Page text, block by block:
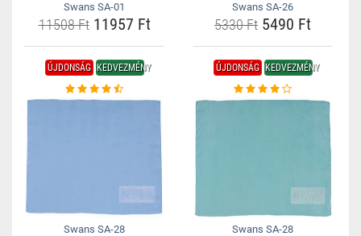
Swans SA-01
11508 Ft11957 Ft
Swans SA-26
5330 Ft 5490 Ft
ÚJDONSÁG KEDVEZMÉNY
Swans SA-28
ÚJDONSÁG KEDVEZMÉNY
Swans SA-28